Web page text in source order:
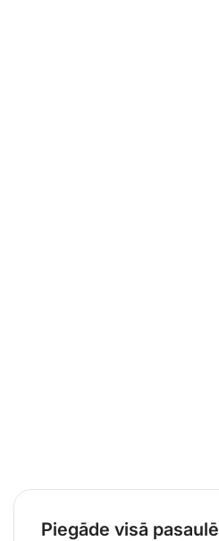
Piegāde visā pasaulē